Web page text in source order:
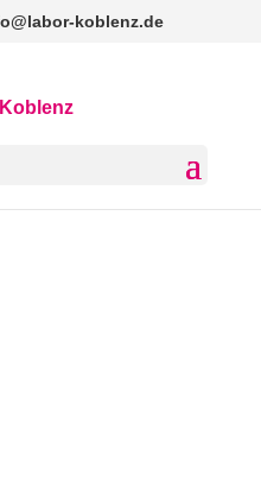
koblenz.de